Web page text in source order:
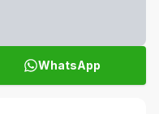
WhatsApp